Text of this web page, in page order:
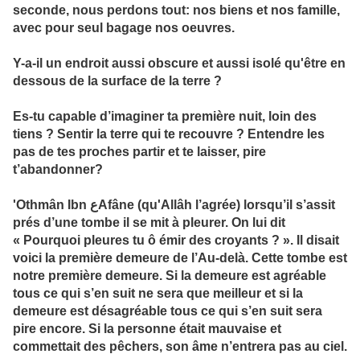
seconde, nous perdons tout: nos biens et nos famille,
avec pour seul bagage nos oeuvres.
Y-a-il un endroit aussi obscure et aussi isolé qu'être en
dessous de la surface de la terre ?
Es-tu capable d’imaginer ta première nuit, loin des
tiens ? Sentir la terre qui te recouvre ? Entendre les
pas de tes proches partir et te laisser, pire
t’abandonner?
'Othmân Ibn عAfâne (qu'Allâh l’agrée) lorsqu’il s’assit
prés d’une tombe il se mit à pleurer. On lui dit
« Pourquoi pleures tu ô émir des croyants ? ». Il disait
voici la première demeure de l’Au-delà. Cette tombe est
notre première demeure. Si la demeure est agréable
tous ce qui s’en suit ne sera que meilleur et si la
demeure est désagréable tous ce qui s’en suit sera
pire encore. Si la personne était mauvaise et
commettait des pêchers, son âme n’entrera pas au ciel.